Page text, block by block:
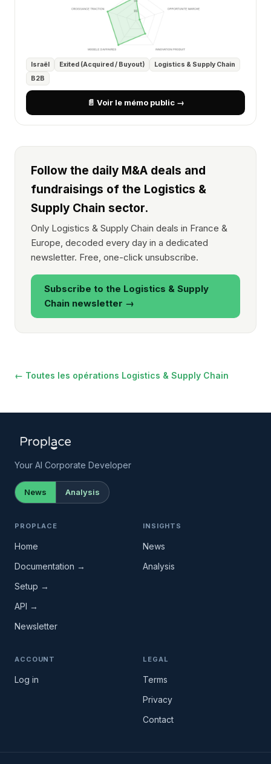
Israël Exited (Acquired / Buyout)
Logistics & Supply Chain
B2B
📄 Voir le mémo public →
Follow the daily M&A deals and
fundraisings of the Logistics &
Supply Chain sector.
Only Logistics & Supply Chain deals in France &
Europe, decoded every day in a dedicated
newsletter. Free, one-click unsubscribe.
Subscribe to the Logistics & Supply
Chain newsletter →
← Toutes les opérations Logistics & Supply Chain
Your AI Corporate Developer
News Analysis
PROPLACE
Home
Documentation →
Setup →
API →
Newsletter
INSIGHTS
News
Analysis
ACCOUNT
Log in
LEGAL
Terms
Privacy
Contact